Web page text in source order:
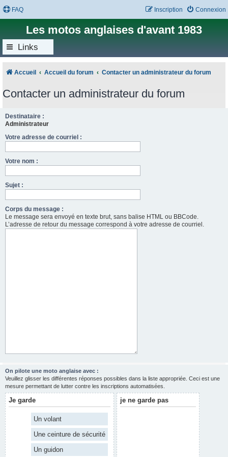
FAQ Connexion
Inscription
Les motos anglaises d'avant 1983
Links
Accueil Accueil du forum Contacter un administrateur du forum
Contacter un administrateur du forum
Destinataire :
Administrateur
Votre adresse de courriel :
Votre nom :
Sujet :
Corps du message :
Le message sera envoyé en texte brut, sans balise HTML ou BBCode.
L’adresse de retour du message correspond à votre adresse de courriel.
On pilote une moto anglaise avec :
Veuillez glisser les différentes réponses possibles dans la liste appropriée. Ceci est une
mesure permettant de lutter contre les inscriptions automatisées.
Je garde
Un volant
Une ceinture de sécurité
Un guidon
je ne garde pas